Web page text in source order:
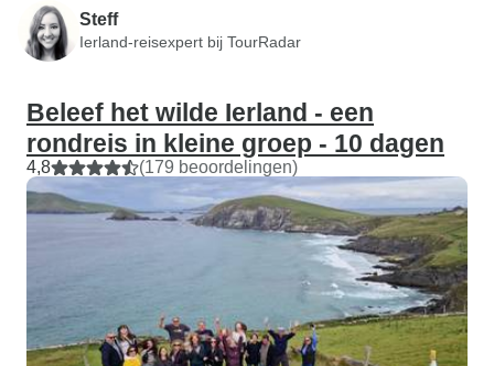
Steff
Ierland-reisexpert bij TourRadar
Beleef het wilde Ierland - een
rondreis in kleine groep - 10 dagen
4,8 (179 beoordelingen)